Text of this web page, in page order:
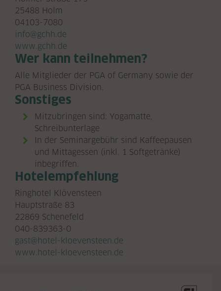
25488 Holm
04103-7080
info@gchh.de
www.gchh.de
Wer kann teilnehmen?
Alle Mitglieder der PGA of Germany sowie der
PGA Business Division.
Sonstiges
Mitzubringen sind: Yogamatte,
Schreibunterlage
In der Seminargebühr sind Kaffeepausen
und Mittagessen (inkl. 1 Softgetränke)
inbegriffen.
Hotelempfehlung
Ringhotel Klövensteen
Hauptstraße 83
22869 Schenefeld
040-839363-0
gast@hotel-kloevensteen.de
www.hotel-kloevensteen.de